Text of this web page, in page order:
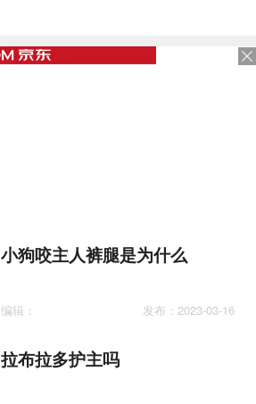
小狗咬主人裤腿是为什么
编辑： 发布：2023-03-16
拉布拉多护主吗